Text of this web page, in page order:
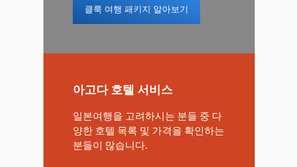
클룩 여행 패키지 알아보기
아고다 호텔 서비스
일본여행을 고려하시는 분들 중 다
양한 호텔 목록 및 가격을 확인하는
분들이 많습니다.